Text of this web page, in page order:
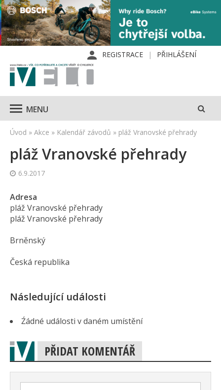
REGISTRACE PŘIHLÁŠENÍ
MENU
Úvod » Akce » Kalendář závodů » pláž Vranovské přehrady
pláž Vranovské přehrady
6.9.2017
Adresa
pláž Vranovské přehrady
pláž Vranovské přehrady
Brněnský
Česká republika
Následující události
Źádné události v daném umístění
PŘIDAT KOMENTÁŘ